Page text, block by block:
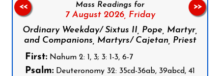
Mass Readings for
7 August 2026, Friday
Ordinary Weekday/ Sixtus II, Pope, Martyr,
and Companions, Martyrs/ Cajetan, Priest
First: Nahum 2: 1, 3; 3: 1-3, 6-7
Psalm: Deuteronomy 32: 35cd-36ab, 39abcd, 41
<< >>